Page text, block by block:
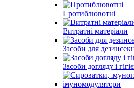
Протиблювотні
Витратні матеріали
Засоби для
Засоби догляду і